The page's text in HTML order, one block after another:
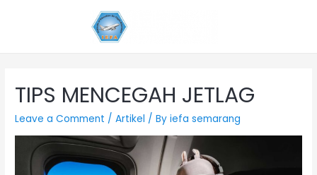
TIPS MENCEGAH JETLAG
Leave a Comment /Artikel / Byiefa semarang